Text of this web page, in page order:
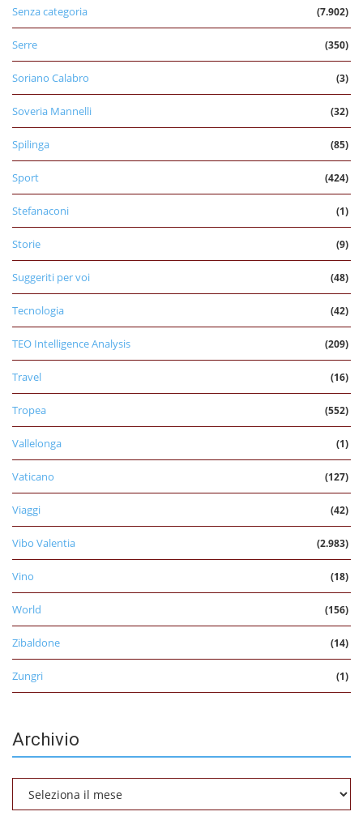
Senza categoria (7.902)
Serre (350)
Soriano Calabro (3)
Soveria Mannelli (32)
Spilinga (85)
Sport (424)
Stefanaconi (1)
Storie (9)
Suggeriti per voi (48)
Tecnologia (42)
TEO Intelligence Analysis (209)
Travel (16)
Tropea (552)
Vallelonga (1)
Vaticano (127)
Viaggi (42)
Vibo Valentia (2.983)
Vino (18)
World (156)
Zibaldone (14)
Zungri (1)
Archivio